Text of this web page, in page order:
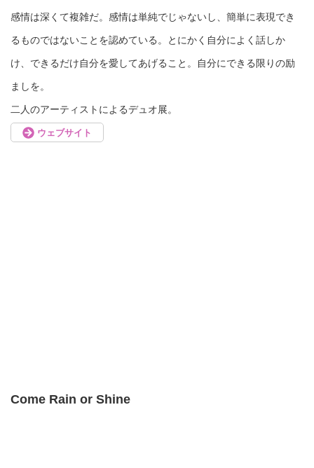
感情は深くて複雑だ。感情は単純でじゃないし、簡単に表現でき
るものではないことを認めている。とにかく自分によく話しか
け、できるだけ自分を愛してあげること。自分にできる限りの励
ましを。
二人のアーティストによるデュオ展。
ウェブサイト
Come Rain or Shine